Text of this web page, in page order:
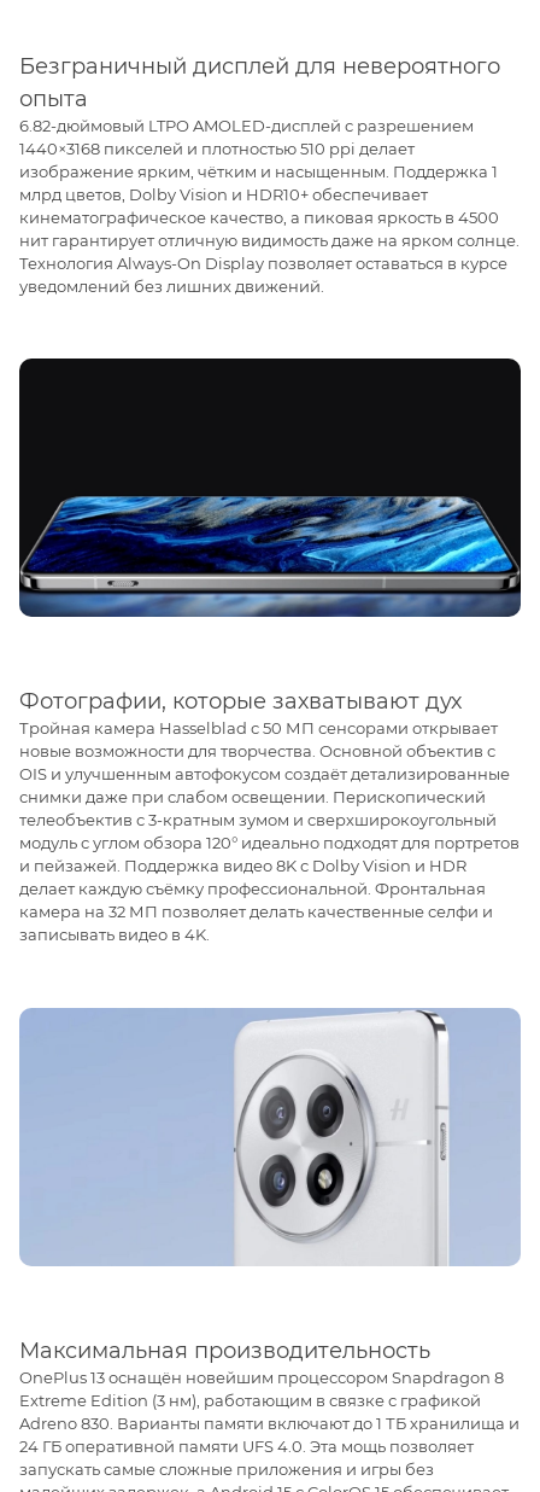
Безграничный дисплей для невероятного
опыта
6.82-дюймовый LTPO AMOLED-дисплей с разрешением
1440×3168 пикселей и плотностью 510 ppi делает
изображение ярким, чётким и насыщенным. Поддержка 1
млрд цветов, Dolby Vision и HDR10+ обеспечивает
кинематографическое качество, а пиковая яркость в 4500
нит гарантирует отличную видимость даже на ярком солнце.
Технология Always-On Display позволяет оставаться в курсе
уведомлений без лишних движений.
Фотографии, которые захватывают дух
Тройная камера Hasselblad с 50 МП сенсорами открывает
новые возможности для творчества. Основной объектив с
OIS и улучшенным автофокусом создаёт детализированные
снимки даже при слабом освещении. Перископический
телеобъектив с 3-кратным зумом и сверхширокоугольный
модуль с углом обзора 120° идеально подходят для портретов
и пейзажей. Поддержка видео 8K с Dolby Vision и HDR
делает каждую съёмку профессиональной. Фронтальная
камера на 32 МП позволяет делать качественные селфи и
записывать видео в 4K.
Максимальная производительность
OnePlus 13 оснащён новейшим процессором Snapdragon 8
Extreme Edition (3 нм), работающим в связке с графикой
Adreno 830. Варианты памяти включают до 1 ТБ хранилища и
24 ГБ оперативной памяти UFS 4.0. Эта мощь позволяет
запускать самые сложные приложения и игры без